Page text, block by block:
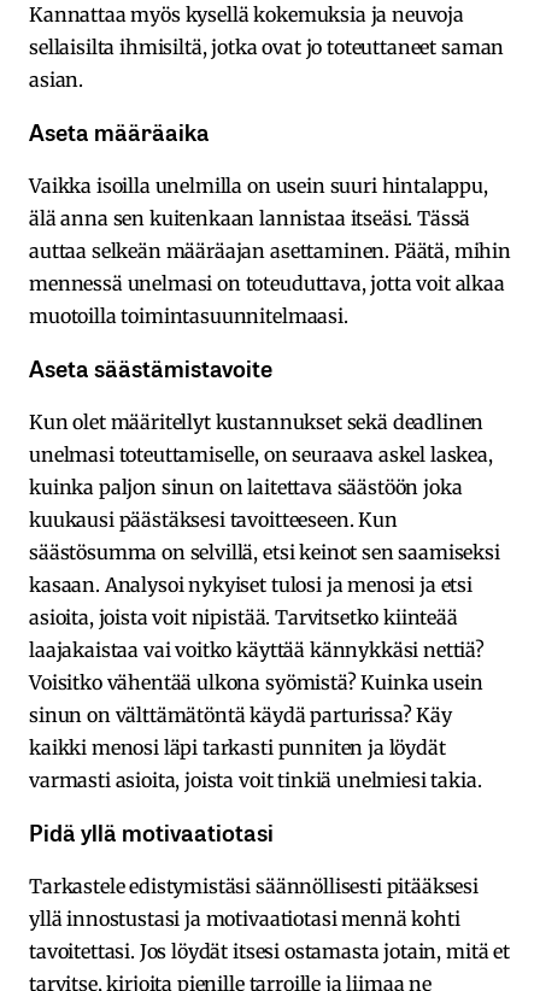
Kannattaa myös kysellä kokemuksia ja neuvoja
sellaisilta ihmisiltä, jotka ovat jo toteuttaneet saman
asian.
Aseta määräaika
Vaikka isoilla unelmilla on usein suuri hintalappu,
älä anna sen kuitenkaan lannistaa itseäsi. Tässä
auttaa selkeän määräajan asettaminen. Päätä, mihin
mennessä unelmasi on toteuduttava, jotta voit alkaa
muotoilla toimintasuunnitelmaasi.
Aseta säästämistavoite
Kun olet määritellyt kustannukset sekä deadlinen
unelmasi toteuttamiselle, on seuraava askel laskea,
kuinka paljon sinun on laitettava säästöön joka
kuukausi päästäksesi tavoitteeseen. Kun
säästösumma on selvillä, etsi keinot sen saamiseksi
kasaan. Analysoi nykyiset tulosi ja menosi ja etsi
asioita, joista voit nipistää. Tarvitsetko kiinteää
laajakaistaa vai voitko käyttää kännykkäsi nettiä?
Voisitko vähentää ulkona syömistä? Kuinka usein
sinun on välttämätöntä käydä parturissa? Käy
kaikki menosi läpi tarkasti punniten ja löydät
varmasti asioita, joista voit tinkiä unelmiesi takia.
Pidä yllä motivaatiotasi
Tarkastele edistymistäsi säännöllisesti pitääksesi
yllä innostustasi ja motivaatiotasi mennä kohti
tavoitettasi. Jos löydät itsesi ostamasta jotain, mitä et
tarvitse, kirjoita pienille tarroille ja liimaa ne